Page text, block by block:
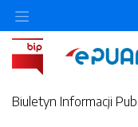
Biuletyn Informacji